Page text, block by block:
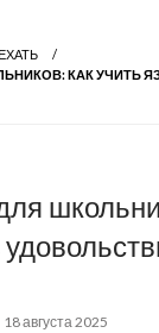
КАК УЧИТЬ
Posted
18 августа 2025